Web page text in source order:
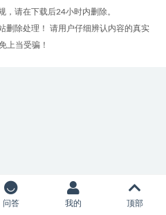
，请在下载后24小时内删除。
删除处理！ 请用户仔细辨认内容的真实
上当受骗！
问答 我的 顶部